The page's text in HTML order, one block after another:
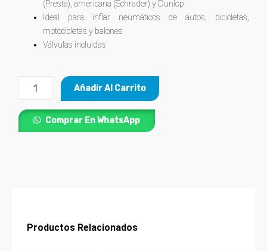
(Presta), americana (Schrader) y Dunlop
Ideal para inflar neumáticos de autos, bicicletas,
motocicletas y balones
Válvulas incluidas
manual
Inflar
Añadir Al Carrito
Comprar En WhatsApp
Productos Relacionados